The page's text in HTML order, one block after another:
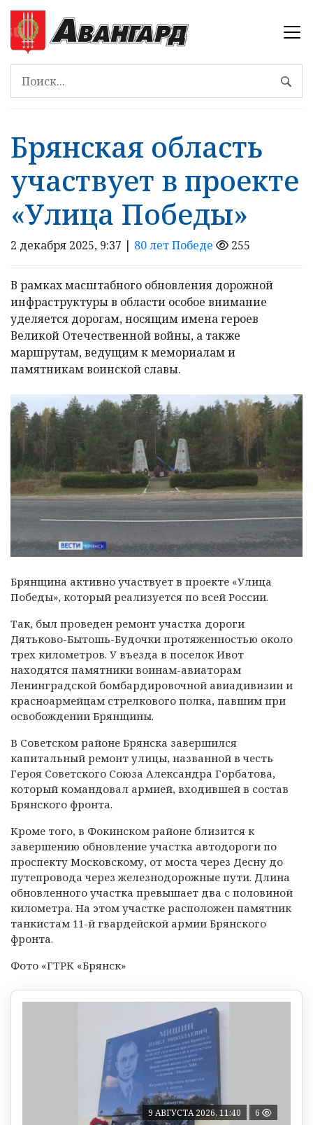
Брянская область
участвует в проекте
«Улица Победы»
2 декабря 2025, 9:37 | 80 лет Победе 255
В рамках масштабного обновления дорожной
инфраструктуры в области особое внимание
уделяется дорогам, носящим имена героев
Великой Отечественной войны, а также
маршрутам, ведущим к мемориалам и
памятникам воинской славы.
Брянщина активно участвует в проекте «Улица
Победы», который реализуется по всей России.
Так, был проведен ремонт участка дороги
Дятьково-Бытошь-Будочки протяженностью около
трех километров. У въезда в поселок Ивот
находятся памятники воинам-авиаторам
Ленинградской бомбардировочной авиадивизии и
красноармейцам стрелкового полка, павшим при
освобождении Брянщины.
В Советском районе Брянска завершился
капитальный ремонт улицы, названной в честь
Героя Советского Союза Александра Горбатова,
который командовал армией, входившей в состав
Брянского фронта.
Кроме того, в Фокинском районе близится к
завершению обновление участка автодороги по
проспекту Московскому, от моста через Десну до
путепровода через железнодорожные пути. Длина
обновленного участка превышает два с половиной
километра. На этом участке расположен памятник
танкистам 11-й гвардейской армии Брянского
фронта.
Фото «ГТРК «Брянск»
9 АВГУСТА 2026, 11:40 6